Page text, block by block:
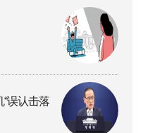
误认击落